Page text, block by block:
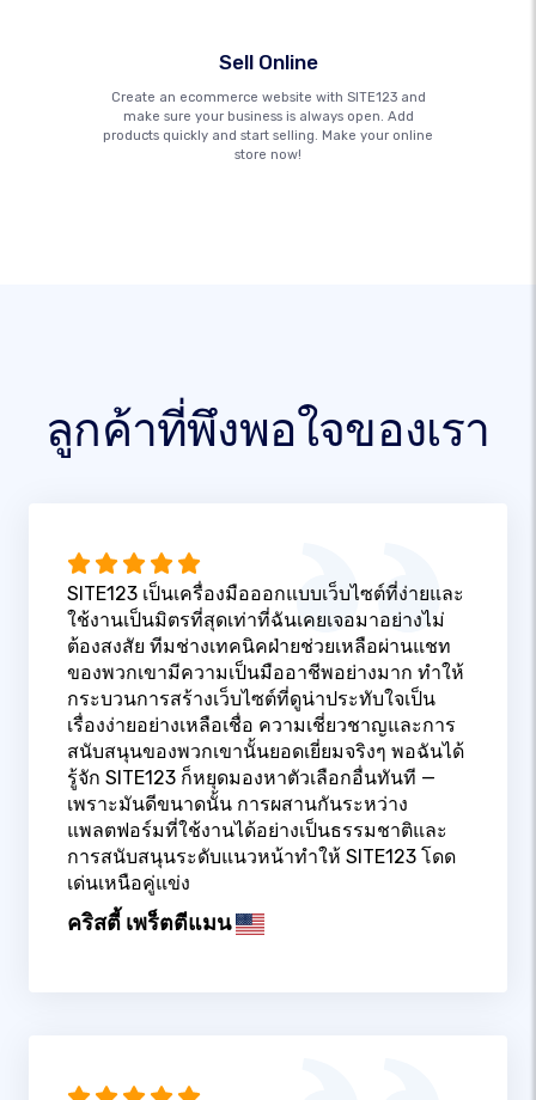
Sell Online
Create an ecommerce website with SITE123 and
make sure your business is always open. Add
products quickly and start selling. Make your online
store now!
ลูกค้าที่พึงพอใจของเรา
SITE123 เป็นเครื่องมือออกแบบเว็บไซต์ที่ง่ายและ
ใช้งานเป็นมิตรที่สุดเท่าที่ฉันเคยเจอมาอย่างไม่
ต้องสงสัย ทีมช่างเทคนิคฝ่ายช่วยเหลือผ่านแชท
ของพวกเขามีความเป็นมืออาชีพอย่างมาก ทำให้
กระบวนการสร้างเว็บไซต์ที่ดูน่าประทับใจเป็น
เรื่องง่ายอย่างเหลือเชื่อ ความเชี่ยวชาญและการ
สนับสนุนของพวกเขานั้นยอดเยี่ยมจริงๆ พอฉันได้
รู้จัก SITE123 ก็หยุดมองหาตัวเลือกอื่นทันที —
เพราะมันดีขนาดนั้น การผสานกันระหว่าง
แพลตฟอร์มที่ใช้งานได้อย่างเป็นธรรมชาติและ
การสนับสนุนระดับแนวหน้าทำให้ SITE123 โดด
เด่นเหนือคู่แข่ง
คริสตี้ เพร็ตตีแมน